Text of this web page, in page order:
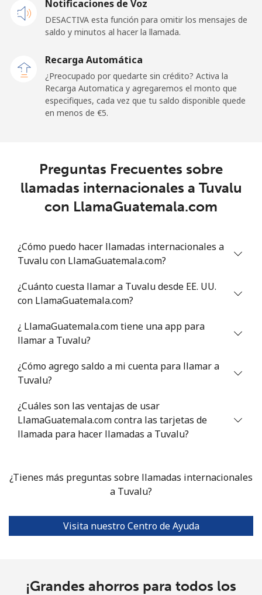
Tokelau
country
⁦196.9¢⁩
Tonga
Trinidad And Tobago
Celular ⁦20.5¢⁩ 48 min por ⁦€10⁩
Celular ⁦93.9¢⁩
Turkey
Línea fija ⁦4.5¢⁩
Celular ⁦27.5¢⁩ 36 min por ⁦€10⁩
37 min por ⁦€10⁩
Celular ⁦32.9¢⁩ 30 min por ⁦€10⁩ ⁦16¢⁩
Línea fija 34 min por ⁦€10⁩
Notificaciones de Voz
DESACTIVA esta función para omitir los mensajes de
saldo y minutos al hacer la llamada.
Recarga Automática
¿Preocupado por quedarte sin crédito? Activa la
Recarga Automatica y agregaremos el monto que
especifiques, cada vez que tu saldo disponible quede
en menos de ⁦€5⁩.
Preguntas Frecuentes sobre
llamadas internacionales a Tuvalu
con LlamaGuatemala.com
¿Cómo puedo hacer llamadas internacionales a
Tuvalu con LlamaGuatemala.com?
¿Cuánto cuesta llamar a Tuvalu desde EE. UU.
con LlamaGuatemala.com?
¿ LlamaGuatemala.com tiene una app para
llamar a Tuvalu?
¿Cómo agrego saldo a mi cuenta para llamar a
Tuvalu?
¿Cuáles son las ventajas de usar
LlamaGuatemala.com contra las tarjetas de
llamada para hacer llamadas a Tuvalu?
¿Tienes más preguntas sobre llamadas internacionales
a Tuvalu?
Visita nuestro Centro de Ayuda
¡Grandes ahorros para todos los